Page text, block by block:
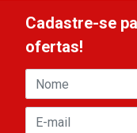
Cadastre-se
ofertas!